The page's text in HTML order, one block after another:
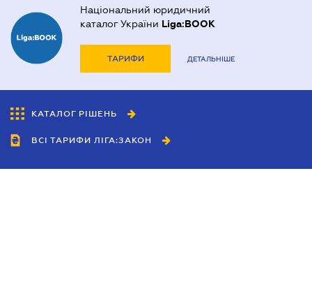
Національний юридичний
каталог України Liga:BOOK
ТАРИФИ ДЕТАЛЬНІШЕ
КАТАЛОГ РІШЕНЬ
ВСІ ТАРИФИ ЛІГА:ЗАКОН